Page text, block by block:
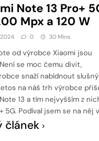
Note 13 Pro+
Mpx a 120 W
0 30 Mins
od výrobce Xiaomi jsou
se moc čemu divit,
snaží nabídnout slušný
na náš trh výrobce
13 a tím nejvyšším z
5G. Podíval jsem se na něj
článek